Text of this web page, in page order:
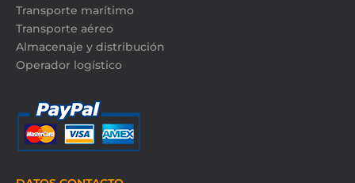
Transporte marítimo
Transporte aéreo
Almacenaje y distribución
Operador logístico